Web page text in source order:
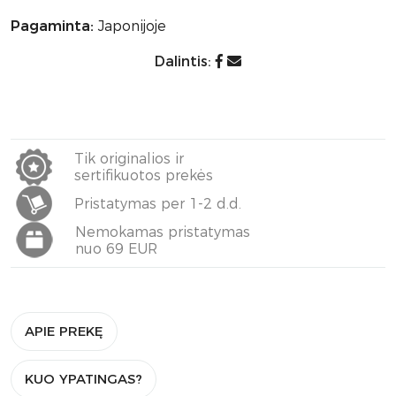
Pagaminta: Japonijoje
Dalintis:
Tik originalios ir
sertifikuotos prekės
Pristatymas per 1-2 d.d.
Nemokamas pristatymas
nuo 69 EUR
APIE PREKĘ
KUO YPATINGAS?